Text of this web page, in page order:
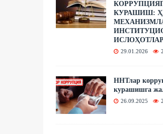
КУРАШИШ:
ИСЛОҲОТЛАР
29.01.2026
ННТлар
курашишга
26.09.2025